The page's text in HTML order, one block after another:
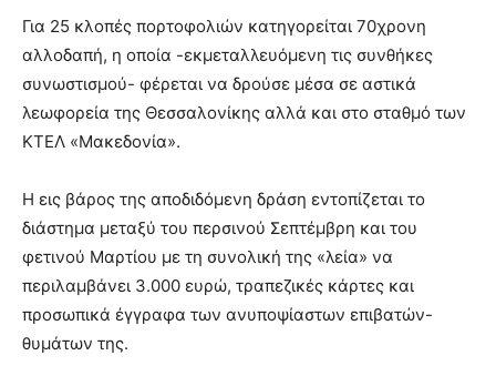
Για 25 κλοπές πορτοφολιών κατηγορείται 70χρονη
αλλοδαπή, η οποία -εκμεταλλευόμενη τις συνθήκες
συνωστισμού- φέρεται να δρούσε μέσα σε αστικά
λεωφορεία της Θεσσαλονίκης αλλά και στο σταθμό των
ΚΤΕΛ «Μακεδονία».
Η εις βάρος της αποδιδόμενη δράση εντοπίζεται το
διάστημα μεταξύ του περσινού Σεπτέμβρη και του
φετινού Μαρτίου με τη συνολική της «λεία» να
περιλαμβάνει 3.000 ευρώ, τραπεζικές κάρτες και
προσωπικά έγγραφα των ανυποψίαστων επιβατών-
θυμάτων της.